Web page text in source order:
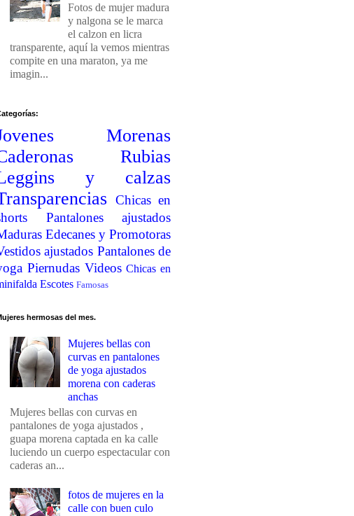
Fotos de mujer madura
y nalgona se le marca
el calzon en licra
transparente, aquí la vemos mientras
compite en una maraton, ya me
imagin...
Morenas
Rubias
y calzas
Chicas en
Pantalones ajustados
Edecanes y Promotoras
ajustados Pantalones de
Piernudas Videos Chicas en
Escotes Famosas
hermosas del mes.
Mujeres bellas con
curvas en pantalones
de yoga ajustados
morena con caderas
anchas
Mujeres bellas con curvas en
pantalones de yoga ajustados ,
guapa morena captada en ka calle
luciendo un cuerpo espectacular con
caderas an...
fotos de mujeres en la
calle con buen culo